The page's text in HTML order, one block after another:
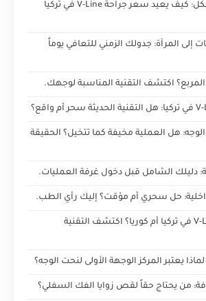
أكثر من مجرد شكل: كيف يعيد سعر جراحة V-Line في تركيا
إلى المرآة: جدولك الزمني للتعافي يوماً
المربع؟ اكتشف التقنية المناسبة لوجهك.
هل العملية مخيفة كما تتخيل؟ الحقيقة
دليلك الشامل قبل دخول غرفة العمليات.
حل سحري أم مؤقت؟ إليك رأي الطب.
سعر جراحة V-Line في تركيا أم كوريا؟ اكتشف التقنية
يعتبر المركز الوجهة الأولى لنحت الوجه؟
من يحتاج حقاً لقص زوايا الفك السفلي؟